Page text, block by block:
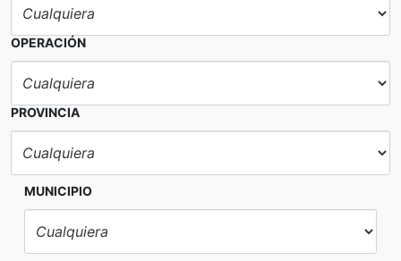
OPERACIÓN
PROVINCIA
MUNICIPIO